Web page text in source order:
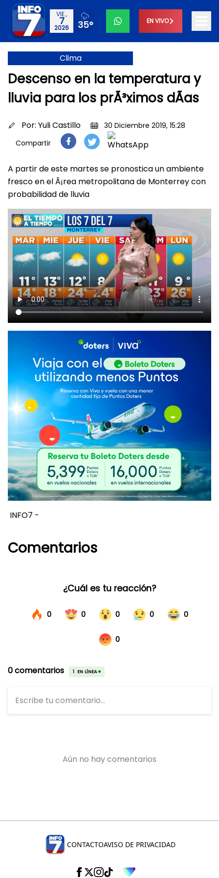
VIE.,
7
2026 35° EN VIVO
Clima
Descenso en la temperatura y
lluvia para los prÃ³ximos dÃ­as
Por: Yuli Castillo
30 Diciembre 2019, 15:28
Compartir
A partir de este martes se pronostica un ambiente
fresco en el Ã¡rea metropolitana de Monterrey con
probabilidad de lluvia
INFO7 -
Comentarios
CONTACTOAVISO DE PRIVACIDAD